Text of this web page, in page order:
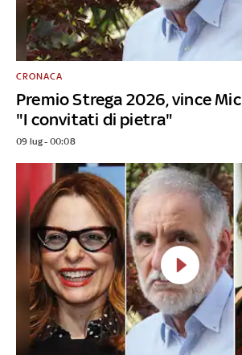
Premio Strega 2026, vince
"I convitati di pietra"
CRONACA
09 lug - 00:08